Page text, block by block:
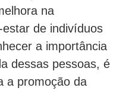
na
de indivíduos
a importância
dessas pessoas, é
a promoção da